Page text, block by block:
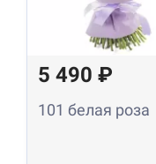
5 490 ₽
101 белая роза